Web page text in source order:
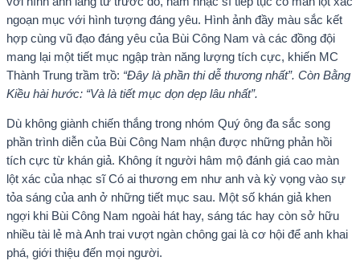
ngoạn mục với hình tượng đáng yêu. Hình ảnh đầy màu sắc kết
hợp cùng vũ đạo đáng yêu của Bùi Công Nam và các đồng đội
mang lại một tiết mục ngập tràn năng lượng tích cực, khiến MC
Thành Trung trầm trồ: “Đây là phần thi dễ thương nhất”. Còn Bằng
Kiều hài hước: “Và là tiết mục dọn dẹp lâu nhất”.
Dù không giành chiến thắng trong nhóm Quý ông đa sắc song
phần trình diễn của Bùi Công Nam nhận được những phản hồi
tích cực từ khán giả. Không ít người hâm mộ đánh giá cao màn
lột xác của nhạc sĩ Có ai thương em như anh và kỳ vọng vào sự
tỏa sáng của anh ở những tiết mục sau. Một số khán giả khen
ngợi khi Bùi Công Nam ngoài hát hay, sáng tác hay còn sở hữu
nhiều tài lẻ mà Anh trai vượt ngàn chông gai là cơ hội để anh khai
phá, giới thiệu đến mọi người.